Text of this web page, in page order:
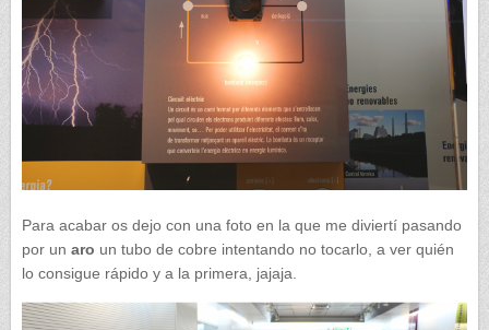
Para acabar os dejo con una foto en la que me diviertí pasando
por un aro un tubo de cobre intentando no tocarlo, a ver quién
lo consigue rápido y a la primera, jajaja.